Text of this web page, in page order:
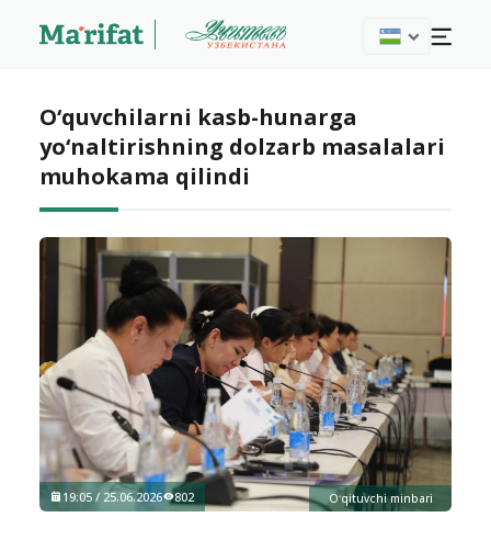
O‘quvchilarni kasb-hunarga
yo‘naltirishning dolzarb masalalari
muhokama qilindi
Oʻqituvchi minbari
19:05 / 25.06.2026 802